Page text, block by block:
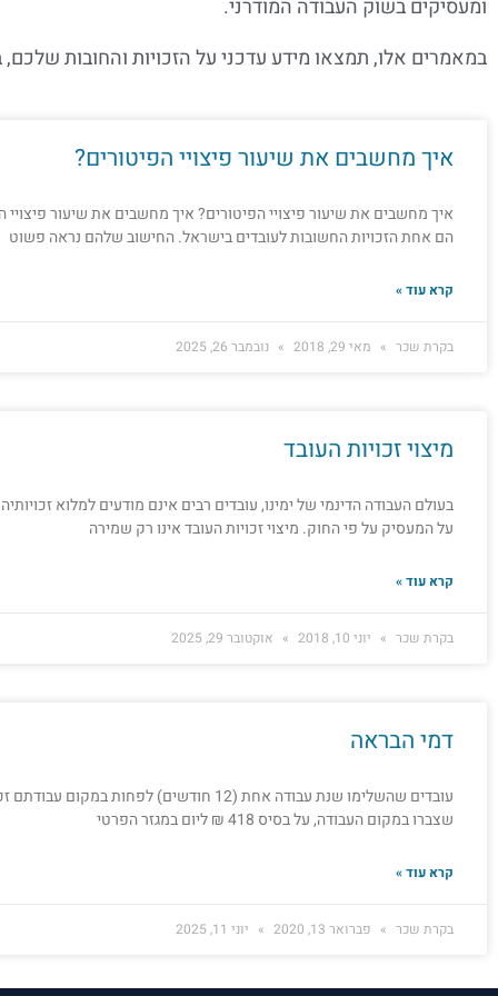
ומעסיקים בשוק העבודה המודרני.
במאמרים אלו, תמצאו מידע עדכני על הזכויות והחובות
איך מחשבים את שיעור פיצויי הפיטורים?
איך מחשבים את שיעור פיצויי הפיטורים? איך מחשבים את שיעור פיצויי
הם אחת הזכויות החשובות לעובדים בישראל. החישוב שלהם נראה פשוט
קרא עוד »
בקרת שכר מאי 29, 2018 נובמבר 26, 2025
מיצוי זכויות העובד
בעולם העבודה הדינמי של ימינו, עובדים רבים אינם מודעים למלוא
על המעסיק על פי החוק. מיצוי זכויות העובד אינו רק שמירה
קרא עוד »
בקרת שכר יוני 10, 2018 אוקטובר 29, 2025
דמי הבראה
עובדים שהשלימו שנת עבודה אחת (12 חודשים)
שצברו במקום העבודה, על בסיס 418 ₪ ליום במגזר הפרטי
קרא עוד »
בקרת שכר פברואר 13, 2020 יוני 11, 2025